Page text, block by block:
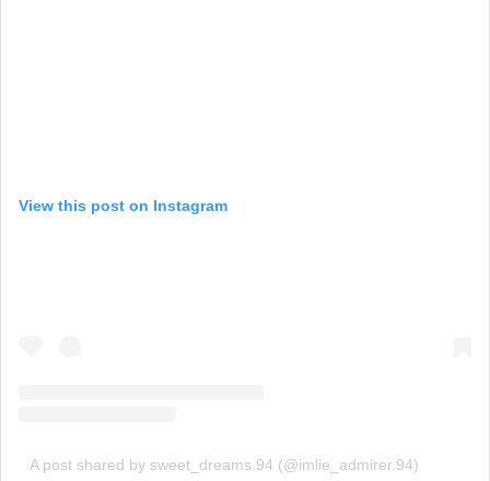
View this post on Instagram
A post shared by sweet_dreams.94 (@imlie_admirer.94)